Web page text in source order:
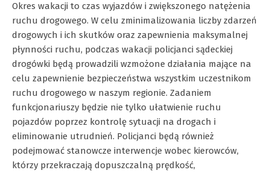
Okres wakacji to czas wyjazdów i zwiększonego natężenia
ruchu drogowego. W celu zminimalizowania liczby zdarzeń
drogowych i ich skutków oraz zapewnienia maksymalnej
płynności ruchu, podczas wakacji policjanci sądeckiej
drogówki będą prowadzili wzmożone działania mające na
celu zapewnienie bezpieczeństwa wszystkim uczestnikom
ruchu drogowego w naszym regionie. Zadaniem
funkcjonariuszy będzie nie tylko ułatwienie ruchu
pojazdów poprzez kontrolę sytuacji na drogach i
eliminowanie utrudnień. Policjanci będą również
podejmować stanowcze interwencje wobec kierowców,
którzy przekraczają dopuszczalną prędkość,